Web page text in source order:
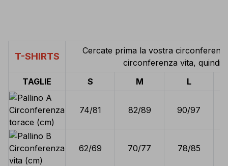
T-SHIRTS
Cercate prima la vostra
circonferenza vita, quindi
TAGLIE
S M L
Circonferenza
torace (cm)
74/81 82/89 90/97
Circonferenza
vita (cm)
62/69 70/77 78/85